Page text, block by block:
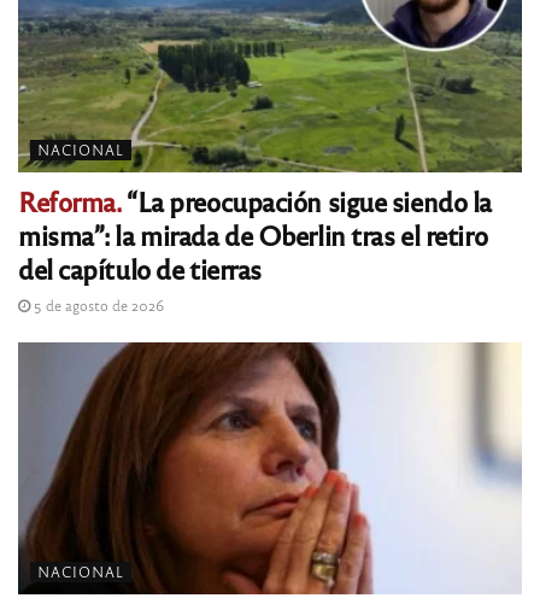
NACIONAL
Reforma.“La preocupación sigue siendo la
misma”: la mirada de Oberlin tras el retiro
del capítulo de tierras
5 de agosto de 2026
NACIONAL